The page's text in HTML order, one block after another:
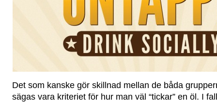
Det som kanske gör skillnad mellan de båda
sägas vara kriteriet för hur man väl “tickar” en öl. I